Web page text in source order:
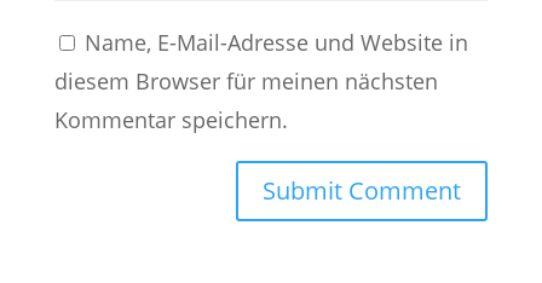
Name, E-Mail-Adresse und Website in
diesem Browser für meinen nächsten
Kommentar speichern.